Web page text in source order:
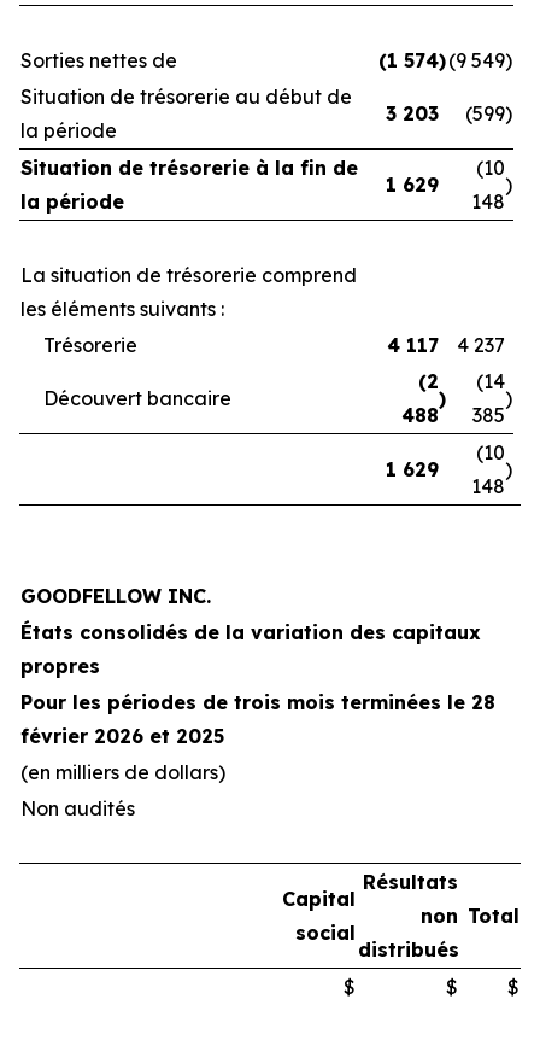
Sorties nettes de (1 574)(9 549)
Situation de trésorerie au début de
la période
3 203 (599)
Situation de trésorerie à la fin de
la période
1 629
(10
148
)
La situation de trésorerie comprend
les éléments suivants :
Trésorerie
4 117 4 237
Découvert bancaire
(2
488
)
(14
385
)
1 629
(10
148
)
GOODFELLOW INC.
États consolidés de la variation des capitaux
propres
Pour les périodes de trois mois terminées le 28
février 2026 et 2025
(en milliers de dollars)
Non audités
Capital
social
Résultats
non
distribués
Total
$ $ $